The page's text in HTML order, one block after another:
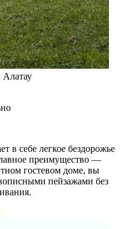
в себе легкое бездорожье
преимущество —
гостевом доме, вы
пейзажами без